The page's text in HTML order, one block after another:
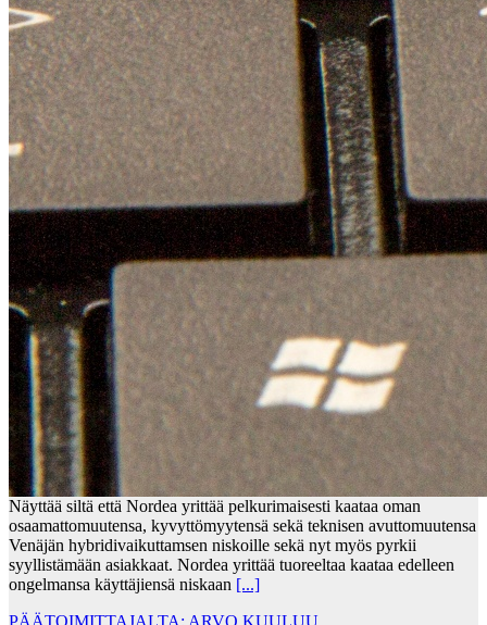
Näyttää siltä että Nordea yrittää pelkurimaisesti kaataa oman
osaamattomuutensa, kyvyttömyytensä sekä teknisen avuttomuutensa
Venäjän hybridivaikuttamsen niskoille sekä nyt myös pyrkii
syyllistämään asiakkaat. Nordea yrittää tuoreeltaa kaataa edelleen
ongelmansa käyttäjiensä niskaan [...]
PÄÄTOIMITTAJALTA: ARVO KUULUU